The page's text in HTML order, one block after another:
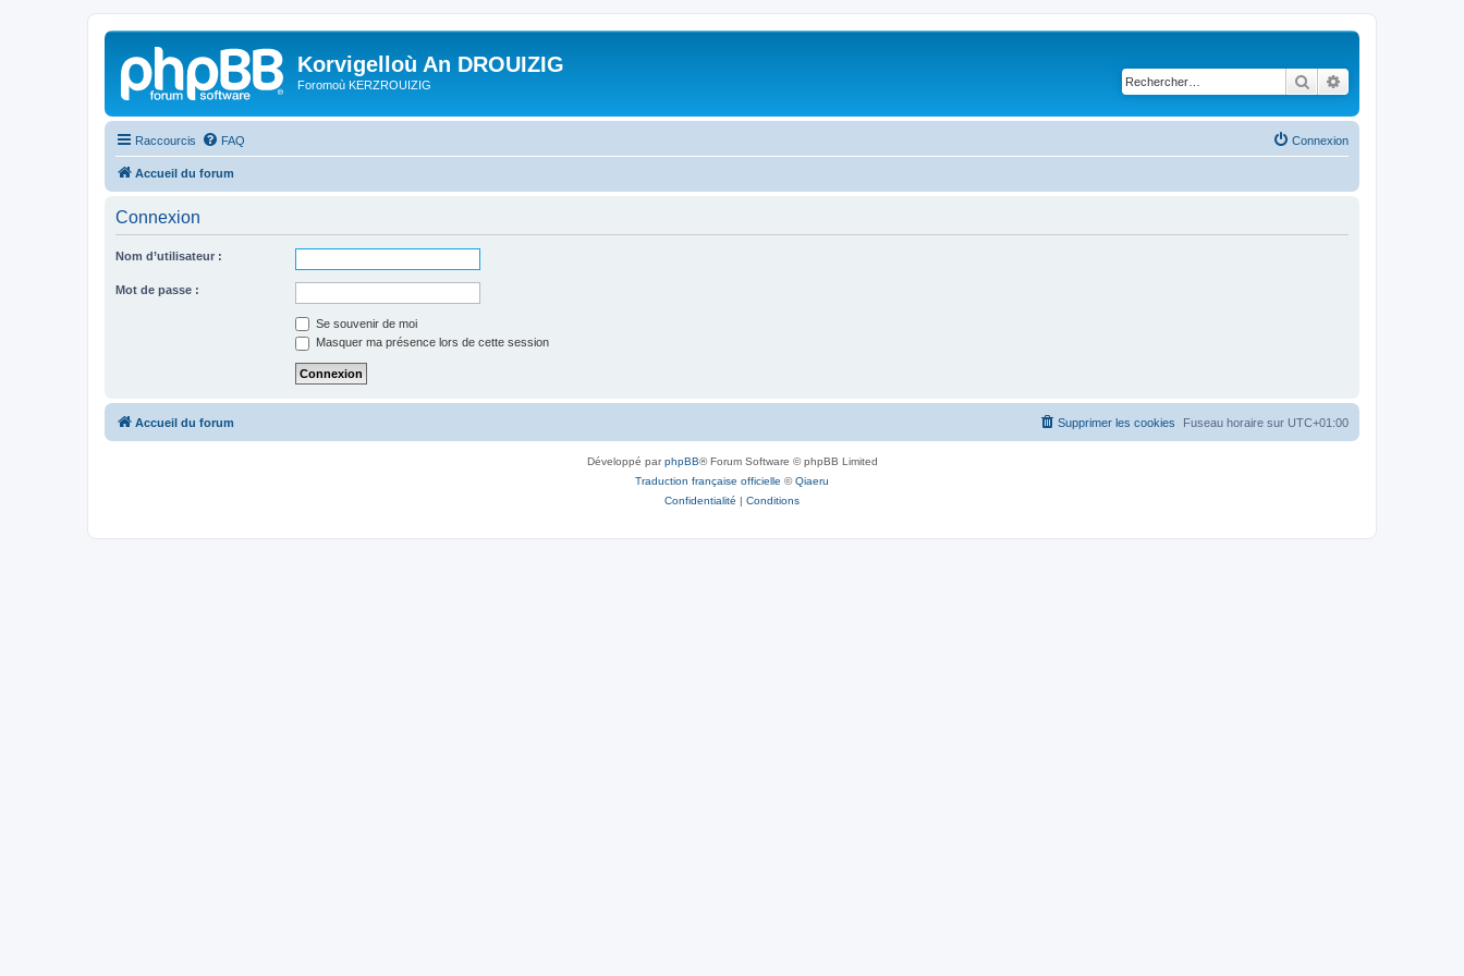
Korvigelloù An DROUIZIG
Foromoù KERZROUIZIG Rechercher
Raccourcis FAQ Connexion
Accueil du forum
Connexion
Nom d’utilisateur :
Mot de passe :
Se souvenir de moi
Masquer ma présence lors de cette session
Accueil du forum Fuseau horaire sur UTC+01:00
Supprimer les cookies
Développé parphpBB® Forum Software © phpBB Limited
Traduction française officielle ©Qiaeru
Confidentialité | Conditions